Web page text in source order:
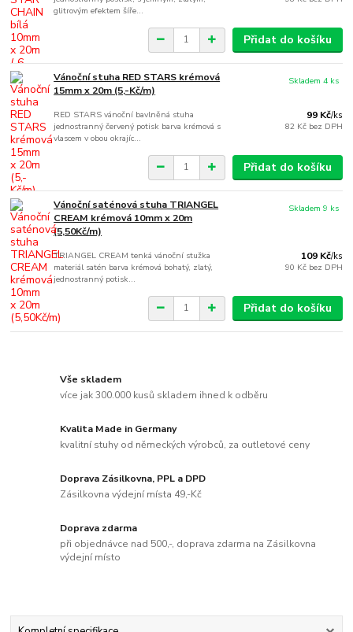
glitrovým efektem šíře...
Přidat do košíku
Vánoční stuha RED STARS krémová
15mm x 20m (5,-Kč/m)
RED STARS vánoční bavlněná stuha
jednostranný červený potisk barva krémová s
vlascem v obou okrajíc...
99 Kč/ks
82 Kč bez DPH
Skladem 4 ks
Přidat do košíku
Vánoční saténová stuha TRIANGEL
CREAM krémová 10mm x 20m
(5,50Kč/m)
TRIANGEL CREAM tenká vánoční stužka
materiál satén barva krémová bohatý, zlatý,
jednostranný potisk...
109 Kč/ks
90 Kč bez DPH
Skladem 9 ks
Přidat do košíku
Vše skladem
více jak 300.000 kusů skladem ihned k odběru
Kvalita Made in Germany
kvalitní stuhy od německých výrobců, za outletové ceny
Doprava Zásilkovna, PPL a DPD
Zásilkovna výdejní místa 49,-Kč
Doprava zdarma
při objednávce nad 500,-, doprava zdarma na Zásilkovna
výdejní místo